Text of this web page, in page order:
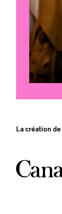
La création